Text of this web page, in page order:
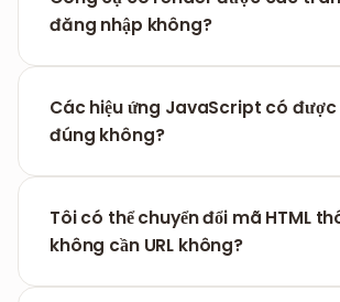
đăng nhập không?
tôi chỉ hỗ trợ render các URL công
HTML thô mà bạn dán trực tiếp.
Các hiệu ứng JavaScript có được
đúng không?
đủ các tài nguyên CSS và JS trước khi
xuất sang PDF để đảm bảo độ chính
Tôi có thể chuyển đổi mã HTML
không cần URL không?